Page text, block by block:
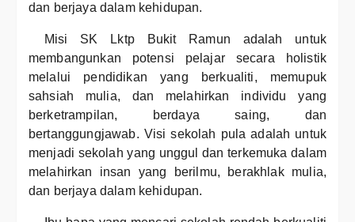
dan berjaya dalam kehidupan.
Misi SK Lktp Bukit Ramun adalah untuk
membangunkan potensi pelajar secara holistik
melalui pendidikan yang berkualiti, memupuk
sahsiah mulia, dan melahirkan individu yang
berketrampilan, berdaya saing, dan
bertanggungjawab. Visi sekolah pula adalah untuk
menjadi sekolah yang unggul dan terkemuka dalam
melahirkan insan yang berilmu, berakhlak mulia,
dan berjaya dalam kehidupan.